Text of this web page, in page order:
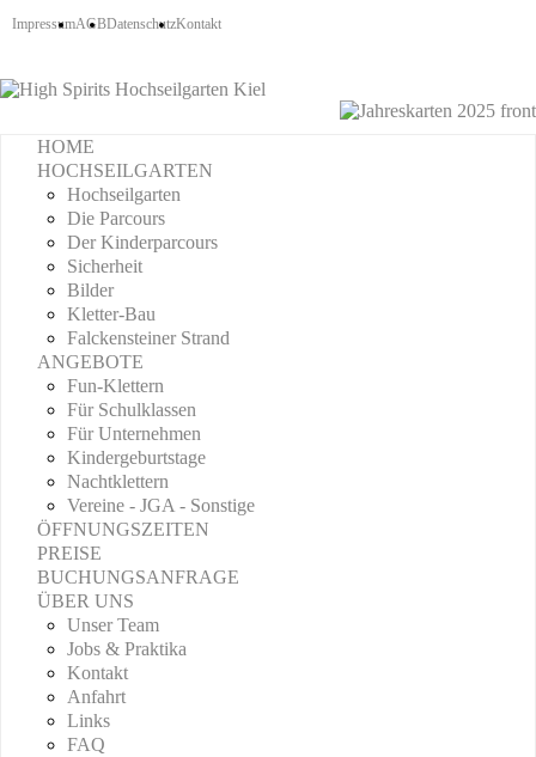
ImpressumAGBDatenschutzKontakt
HOME
HOCHSEILGARTEN
Hochseilgarten
Die Parcours
Der Kinderparcours
Sicherheit
Bilder
Kletter-Bau
Falckensteiner Strand
ANGEBOTE
Fun-Klettern
Für Schulklassen
Für Unternehmen
Kindergeburtstage
Nachtklettern
Vereine - JGA - Sonstige
ÖFFNUNGSZEITEN
PREISE
BUCHUNGSANFRAGE
ÜBER UNS
Unser Team
Jobs & Praktika
Kontakt
Anfahrt
Links
FAQ